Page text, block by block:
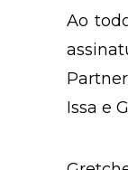
Ao
Issa e